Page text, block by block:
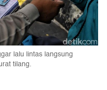
lalu lintas langsung
tilang.